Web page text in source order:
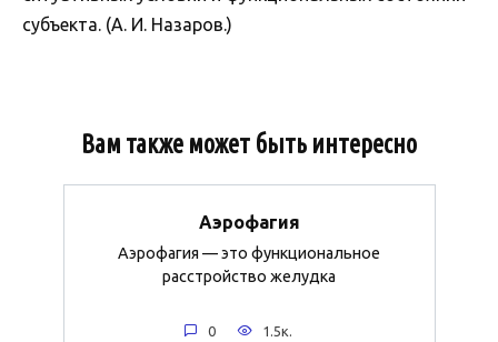
субъекта. (А. И. Назаров.)
Вам также может быть интересно
Аэрофагия
Аэрофагия — это функциональное
расстройство желудка
0 1.5к.